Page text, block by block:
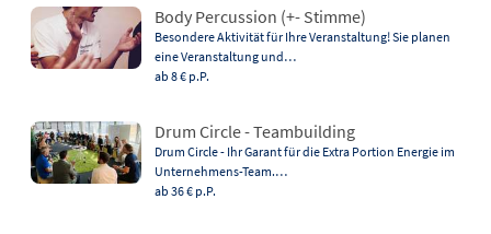
Body Percussion (+- Stimme)
Besondere Aktivität für Ihre Veranstaltung! Sie planen
eine Veranstaltung und…
ab 8 € p.P.
Drum Circle - Teambuilding
Drum Circle - Ihr Garant für die Extra Portion Energie im
Unternehmens-Team.…
ab 36 € p.P.